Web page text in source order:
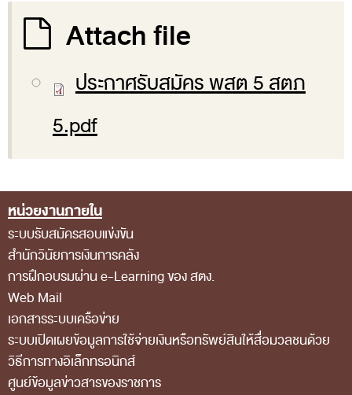
ที่ปรึกษาประจำสำนักงาน
ผู้บริหารเทคโนโลยีสารสนเทศระดับสูง (CIO)
หน้าที่และอำนาจ และการแบ่งส่วนราชการ
หน้าที่และอำนาจ
โครงสร้างหน่วยงาน
ส่วนภูมิภาค
คณะกรรมการตรวจสอบของสำนักงานการตรวจเงิน
แผ่นดิน
โครงสร้างคณะกรรมการตรวจสอบ
เอกสารที่เกี่ยวข้องกับคณะกรรมการตรวจสอบ
คณะกรรมการมาตรฐานจริยธรรมของเจ้าหน้าที่และ
บุคลากรอื่น
Attach file
ประกาศรับสมัคร พสต 5 สตภ
5.pdf
Footer Menu
หน่วยงานภายใน
ระบบรับสมัครสอบแข่งขัน
สำนักวินัยการเงินการคลัง
การฝึกอบรมผ่าน e-Learning ของ สตง.
Web Mail
เอกสารระบบเครือข่าย
ระบบเปิดเผยข้อมูลการใช้จ่ายเงินหรือทรัพย์สินให้สื่อมวลชนด้วย
วิธีการทางอิเล็กทรอนิกส์
ศูนย์ข้อมูลข่าวสารของราชการ